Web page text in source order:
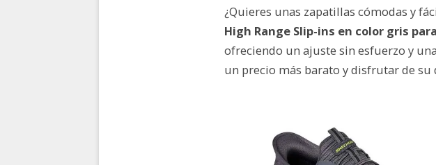
¿Quieres unas zapatillas cómodas y
High Range Slip-ins en color gris
ofreciendo un ajuste sin esfuerzo y
un precio más barato y disfrutar de su